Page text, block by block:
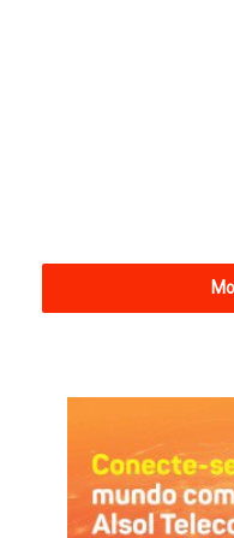
Na atual temporada pelo
quatro vezes em 11
o setor ofensivo, que já
Ceará, Ewerton Potiguar